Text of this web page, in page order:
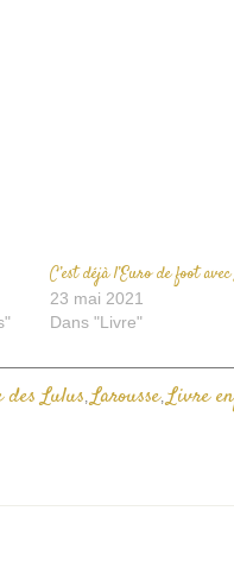
C’est déjà l’Euro de foot
23 mai 2021
Dans "Livre"
Lulus, Larousse, Livre